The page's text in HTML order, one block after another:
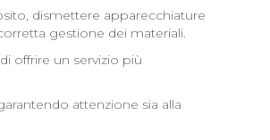
dismettere apparecchiature
gestione dei materiali.
offrire un servizio più
attenzione sia alla